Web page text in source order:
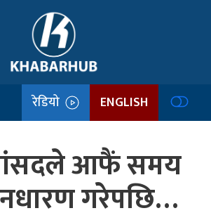
रेडियो ENGLISH
आफैं समय
गरेपछि…